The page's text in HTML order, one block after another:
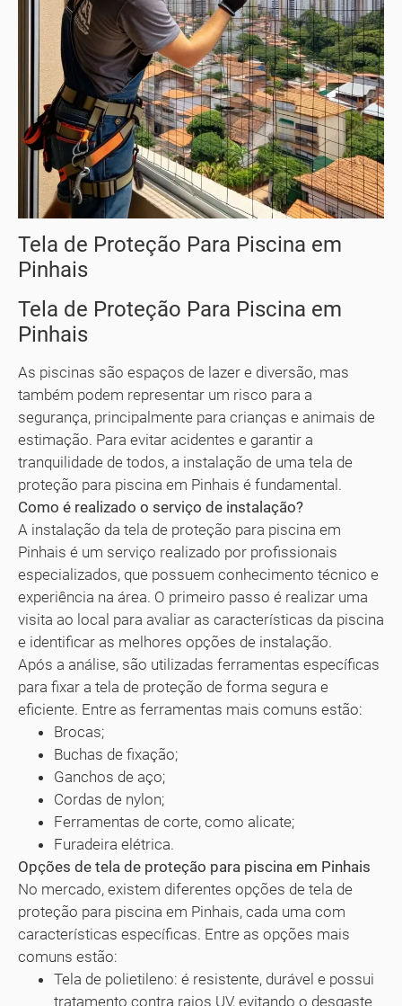
Tela de Proteção Para Piscina em
Pinhais
Tela de Proteção Para Piscina em
Pinhais
As piscinas são espaços de lazer e diversão, mas
também podem representar um risco para a
segurança, principalmente para crianças e animais de
estimação. Para evitar acidentes e garantir a
tranquilidade de todos, a instalação de uma tela de
proteção para piscina em Pinhais é fundamental.
Como é realizado o serviço de instalação?
A instalação da tela de proteção para piscina em
Pinhais é um serviço realizado por profissionais
especializados, que possuem conhecimento técnico e
experiência na área. O primeiro passo é realizar uma
visita ao local para avaliar as características da piscina
e identificar as melhores opções de instalação.
Após a análise, são utilizadas ferramentas específicas
para fixar a tela de proteção de forma segura e
eficiente. Entre as ferramentas mais comuns estão:
Brocas;
Buchas de fixação;
Ganchos de aço;
Cordas de nylon;
Ferramentas de corte, como alicate;
Furadeira elétrica.
Opções de tela de proteção para piscina em Pinhais
No mercado, existem diferentes opções de tela de
proteção para piscina em Pinhais, cada uma com
características específicas. Entre as opções mais
comuns estão:
Tela de polietileno: é resistente, durável e possui
tratamento contra raios UV, evitando o desgaste